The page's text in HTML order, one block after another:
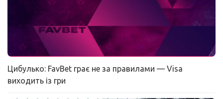
Цибулько: FavBet грає не за правилами — Visa
виходить із гри